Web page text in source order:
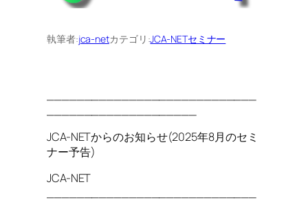
執筆者:jca-netカテゴリ:JCA-NETセミナー
JCA-NETからのお知らせ(2025年8月のセミ
ナー予告)
JCA-NET